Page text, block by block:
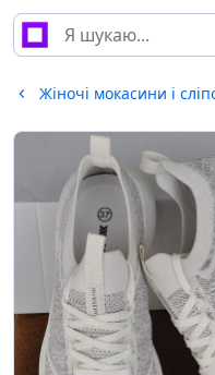
Жіночі мокасини і